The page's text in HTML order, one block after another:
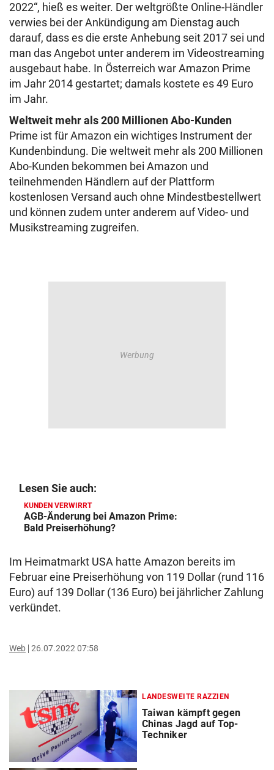
2022“, hieß es weiter. Der weltgrößte Online-Händler
verwies bei der Ankündigung am Dienstag auch
darauf, dass es die erste Anhebung seit 2017 sei und
man das Angebot unter anderem im Videostreaming
ausgebaut habe. In Österreich war Amazon Prime
im Jahr 2014 gestartet; damals kostete es 49 Euro
im Jahr.
Weltweit mehr als 200 Millionen Abo-Kunden
Prime ist für Amazon ein wichtiges Instrument der
Kundenbindung. Die weltweit mehr als 200 Millionen
Abo-Kunden bekommen bei Amazon und
teilnehmenden Händlern auf der Plattform
kostenlosen Versand auch ohne Mindestbestellwert
und können zudem unter anderem auf Video- und
Musikstreaming zugreifen.
Lesen Sie auch:
KUNDEN VERWIRRT
AGB-Änderung bei Amazon Prime:
Bald Preiserhöhung?
Im Heimatmarkt USA hatte Amazon bereits im
Februar eine Preiserhöhung von 119 Dollar (rund 116
Euro) auf 139 Dollar (136 Euro) bei jährlicher Zahlung
verkündet.
Web 26.07.2022 07:58
LANDESWEITE RAZZIEN
Taiwan kämpft gegen
Chinas Jagd auf Top-
Techniker